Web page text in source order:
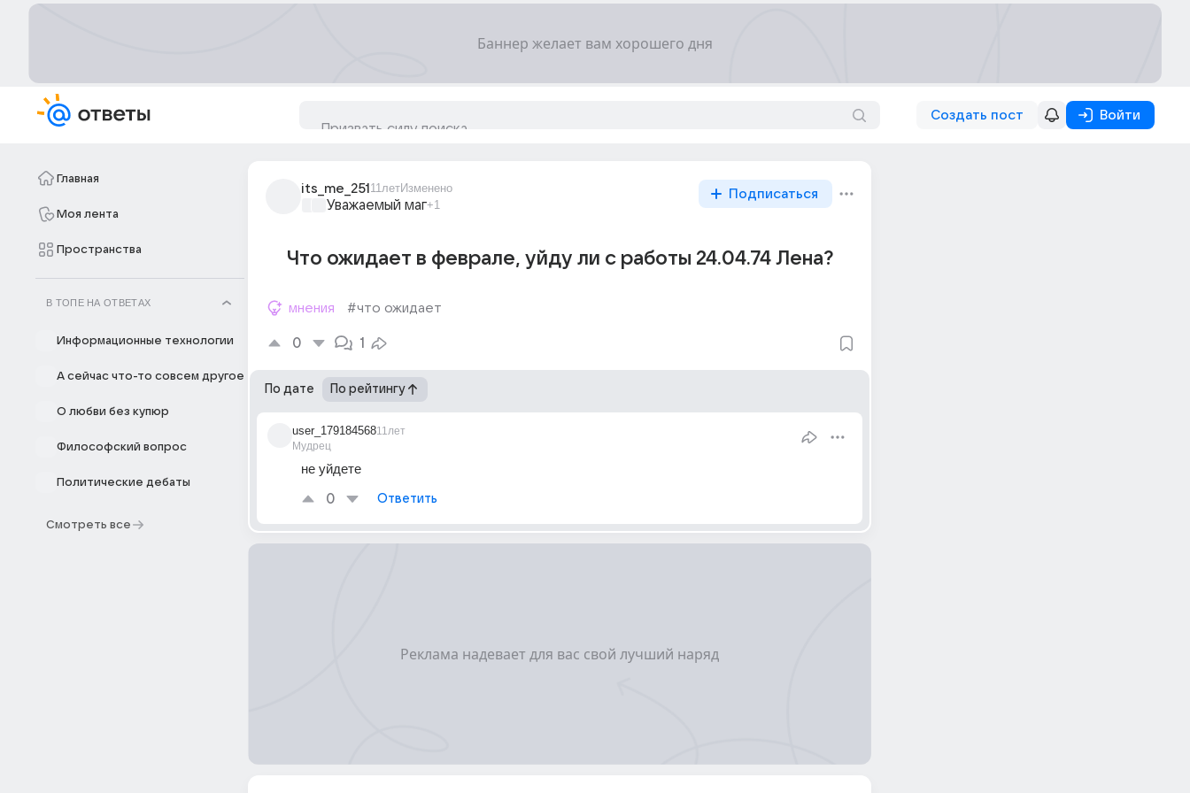
Создать пост Войти
Главная
Моя лента
Пространства
В ТОПЕ НА ОТВЕТАХ
Информационные технологии
А сейчас что-то совсем другое
О любви без купюр
Философский вопрос
Политические дебаты
Смотреть все
its_me_251 11летИзменено
Уважаемый маг+1
Подписаться
Что ожидает в феврале, уйду ли с работы 24.04.74 Лена?
мнения #что ожидает
0 1
По дате По рейтингу
user_179184568
Мудрец
11лет
не уйдете
0 Ответить